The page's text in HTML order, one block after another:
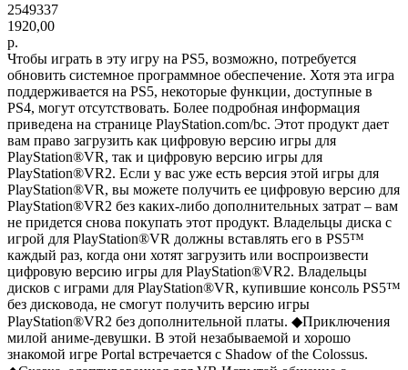
2549337
1920,00
р.
Чтобы играть в эту игру на PS5, возможно, потребуется
обновить системное программное обеспечение. Хотя эта игра
поддерживается на PS5, некоторые функции, доступные в
PS4, могут отсутствовать. Более подробная информация
приведена на странице PlayStation.com/bc. Этот продукт дает
вам право загрузить как цифровую версию игры для
PlayStation®VR, так и цифровую версию игры для
PlayStation®VR2. Если у вас уже есть версия этой игры для
PlayStation®VR, вы можете получить ее цифровую версию для
PlayStation®VR2 без каких-либо дополнительных затрат – вам
не придется снова покупать этот продукт. Владельцы диска с
игрой для PlayStation®VR должны вставлять его в PS5™
каждый раз, когда они хотят загрузить или воспроизвести
цифровую версию игры для PlayStation®VR2. Владельцы
дисков с играми для PlayStation®VR, купившие консоль PS5™
без дисковода, не смогут получить версию игры
PlayStation®VR2 без дополнительной платы. ◆Приключения
милой аниме-девушки. В этой незабываемой и хорошо
знакомой игре Portal встречается с Shadow of the Colossus.